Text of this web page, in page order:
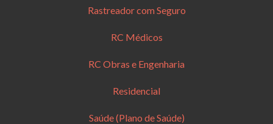
Rastreador com Seguro
RC Médicos
RC Obras e Engenharia
Residencial
Saúde (Plano de Saúde)